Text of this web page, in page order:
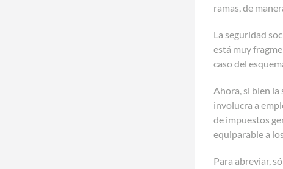
ramas, de
La seguridad
está muy
caso del
Ahora, si bien
involucra a
de impuestos
equiparable a
Para abreviar,